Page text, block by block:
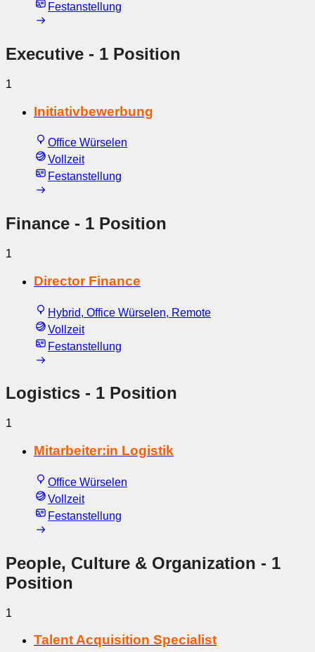
Festanstellung
Executive - 1 Position
1
Initiativbewerbung
Office Würselen
Vollzeit
Festanstellung
Finance - 1 Position
1
Director Finance
Hybrid, Office Würselen, Remote
Vollzeit
Festanstellung
Logistics - 1 Position
1
Mitarbeiter:in Logistik
Office Würselen
Vollzeit
Festanstellung
People, Culture & Organization - 1
Position
1
Talent Acquisition Specialist